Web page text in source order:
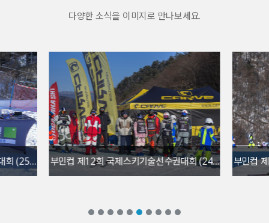
다양한 소식을 이미지로 만나보세요.
회 (25… 부민컵 제12회 국제스키기술선수권대회 (24… 부민컵